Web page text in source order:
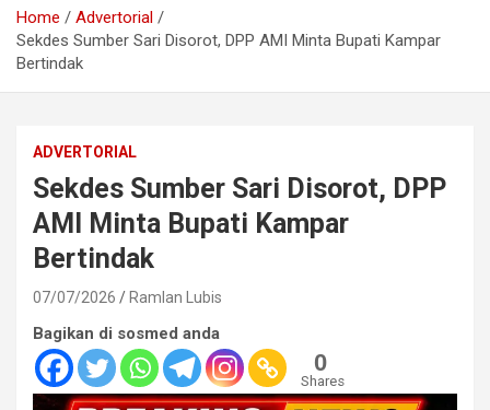
Home
Advertorial
Sekdes Sumber Sari Disorot, DPP AMI Minta Bupati Kampar
Bertindak
ADVERTORIAL
Sekdes Sumber Sari Disorot, DPP
AMI Minta Bupati Kampar
Bertindak
07/07/2026 Ramlan Lubis
Bagikan di sosmed anda
0
Shares